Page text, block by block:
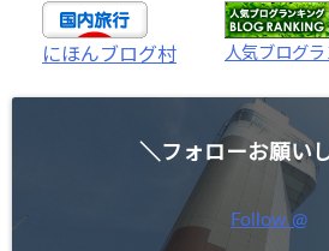
にほんブログ村 人気ブログ
＼フォローお願い
Follow @